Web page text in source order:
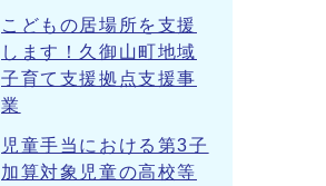
こどもの居場所を支援
します！久御山町地域
子育て支援拠点支援事
業
児童手当における第3子
加算対象児童の高校等